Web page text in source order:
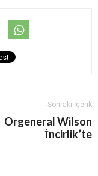
Sonraki İçerik
Orgeneral Wilson
İncirlik’te